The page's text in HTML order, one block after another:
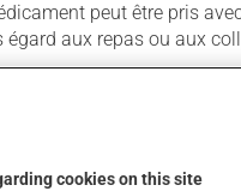
peut être pris
égard aux repas ou aux
recherchés, ce produit
certains effets
cookies on this site